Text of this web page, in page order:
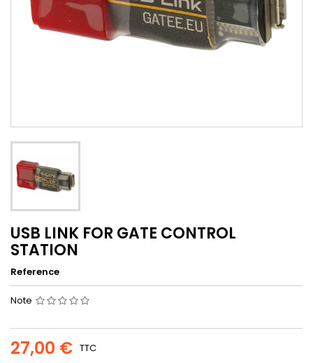
USB LINK FOR GATE CONTROL
STATION
Reference
Note
27,00 € TTC